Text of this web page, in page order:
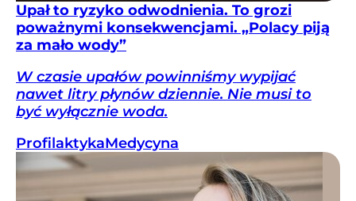
Upał to ryzyko odwodnienia. To grozi
poważnymi konsekwencjami. „Polacy piją
za mało wody”
W czasie upałów powinniśmy wypijać
nawet litry płynów dziennie. Nie musi to
być wyłącznie woda.
ProfilaktykaMedycyna